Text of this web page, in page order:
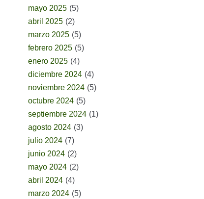
mayo 2025 (5)
abril 2025 (2)
marzo 2025 (5)
febrero 2025 (5)
enero 2025 (4)
diciembre 2024 (4)
noviembre 2024 (5)
octubre 2024 (5)
septiembre 2024 (1)
agosto 2024 (3)
julio 2024 (7)
junio 2024 (2)
mayo 2024 (2)
abril 2024 (4)
marzo 2024 (5)